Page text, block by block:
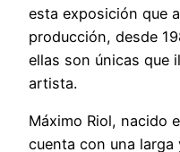
esta exposición que
producción, desde
ellas son únicas que
artista.
Máximo Riol, nacido
cuenta con una